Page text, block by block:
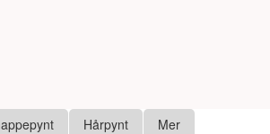
Hårpynt Mer